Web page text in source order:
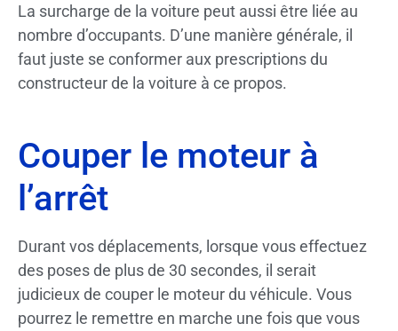
La surcharge de la voiture peut aussi être liée au
nombre d’occupants. D’une manière générale, il
faut juste se conformer aux prescriptions du
constructeur de la voiture à ce propos.
Couper le moteur à
l’arrêt
Durant vos déplacements, lorsque vous effectuez
des poses de plus de 30 secondes, il serait
judicieux de couper le moteur du véhicule. Vous
pourrez le remettre en marche une fois que vous